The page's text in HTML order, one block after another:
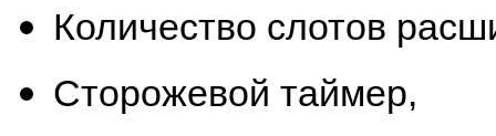
Количество слотов
Сторожевой таймер,